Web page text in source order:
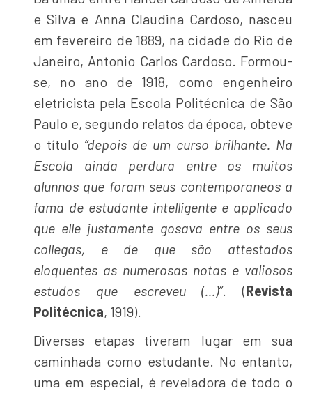
e Silva e Anna Claudina Cardoso, nasceu
em fevereiro de 1889, na cidade do Rio de
Janeiro, Antonio Carlos Cardoso. Formou-
se, no ano de 1918, como engenheiro
eletricista pela Escola Politécnica de São
Paulo e, segundo relatos da época, obteve
o título “depois de um curso brilhante. Na
Escola ainda perdura entre os muitos
alunnos que foram seus contemporaneos a
fama de estudante intelligente e applicado
que elle justamente gosava entre os seus
collegas, e de que são attestados
eloquentes as numerosas notas e valiosos
estudos que escreveu (…)”. (Revista
Politécnica, 1919).
Diversas etapas tiveram lugar em sua
caminhada como estudante. No entanto,
uma em especial, é reveladora de todo o